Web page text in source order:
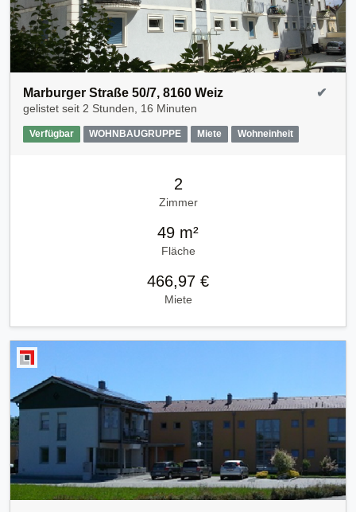
Marburger Straße 50/7, 8160 Weiz
gelistet seit 2 Stunden, 16 Minuten
Verfügbar WOHNBAUGRUPPE Miete Wohneinheit
✔
2
Zimmer
49 m²
Fläche
466,97 €
Miete